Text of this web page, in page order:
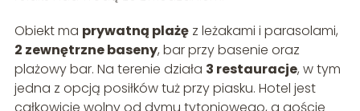
Obiekt ma prywatną plażęz leżakami i parasolami,
2 zewnętrzne baseny, bar przy basenie oraz
plażowy bar. Na terenie działa 3 restauracje, w tym
jedna z opcją posiłków tuż przy piasku. Hotel jest